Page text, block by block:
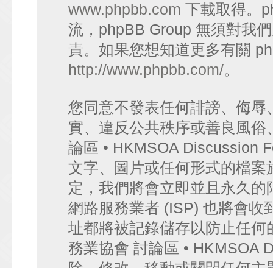
www.phpbb.com 下載取得。
流，phpBB Group 無須對我
責。如果您想知道更多有關
http://www.phpbb.com/。
您同意不發表任何誹謗、侮
實、違反公共秩序或善良風
論區 • HKMSOA Discussion
文字、圖片或任何形式的檔
定，我們將會立即並且永久
網路服務業者 (ISP) 也將會收
址都將被記錄儲存以防止任
務業協會 討論區 • HKMSOA